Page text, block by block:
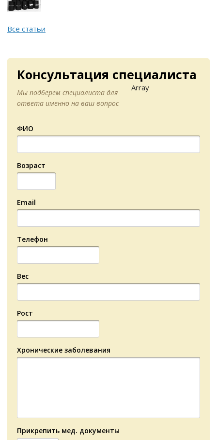
Все статьи
Консультация специалиста
Мы подберем специалиста для
ответа именно на ваш вопрос
Array
ФИО
Возраст
Email
Телефон
Вес
Рост
Хронические заболевания
Прикрепить мед. документы